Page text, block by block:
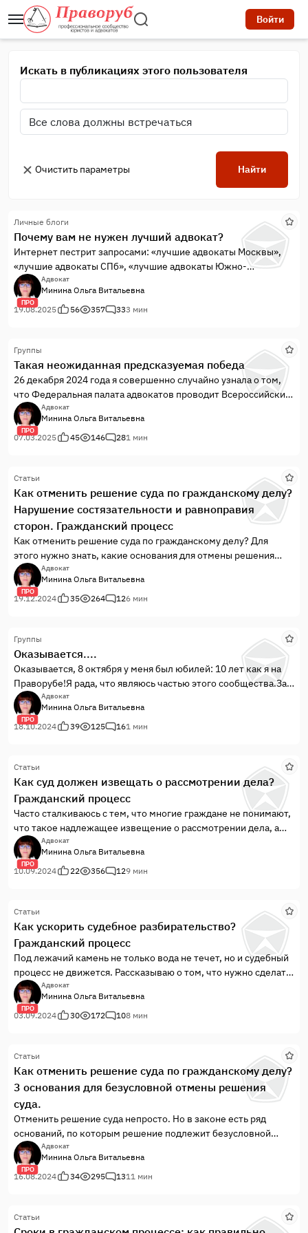
Войти
Искать в публикациях этого пользователя
Очистить параметры Найти
Личные блоги
Почему вам не нужен лучший адвокат?
Интернет пестрит запросами: «лучшие адвокаты Москвы»,
«лучшие адвокаты СПб», «лучшие адвокаты Южно-
Сахалинска», «как найти лучшего адвоката» и далее по
списку. Честно говоря, большинству вопрошающих лучший
адвокат не нужен, как минимум, а как максимум – сам
ПРО
Адвокат
Минина Ольга Витальевна
19.08.2025
56 357 333 мин
Группы
Такая неожиданная предсказуемая победа
26 декабря 2024 года я совершенно случайно узнала о том,
что Федеральная палата адвокатов проводит Всероссийский
конкурс адвокатских интернет-ресурсов. Причем заявки
принимали с 1 по 31 декабря.
ПРО
Адвокат
Минина Ольга Витальевна
07.03.2025
45 146 281 мин
Статьи
Как отменить решение суда по гражданскому делу?
Нарушение состязательности и равноправия
сторон. Гражданский процесс
Как отменить решение суда по гражданскому делу? Для
этого нужно знать, какие основания для отмены решения
суда содержит закон, и воспользоваться этим.
ПРО
Адвокат
Минина Ольга Витальевна
19.12.2024
35 264 126 мин
Группы
Оказывается....
Оказывается, 8 октября у меня был юбилей: 10 лет как я на
Праворубе!Я рада, что являюсь частью этого сообщества.За
это время я не только обросла опытом, раскрыла как
специалист свои лучшие стороны, но и получила новый
навык: раньше я и подумать не могла, что буду писать
ПРО
Адвокат
Минина Ольга Витальевна
18.10.2024
39 125 161 мин
Статьи
Как суд должен извещать о рассмотрении дела?
Гражданский процесс
Часто сталкиваюсь с тем, что многие граждане не понимают,
что такое надлежащее извещение о рассмотрении дела, а
что – ненадлежащее. И мнение о том, что «судья должен за
мной бегать, чтобы вручить повестку прямо в руки и никак
иначе», часто оборачивается тем, что дело рассматривают в
Этот миф хочу развеять.
ПРО
Адвокат
Минина Ольга Витальевна
10.09.2024
22 356 129 мин
Статьи
Как ускорить судебное разбирательство?
Гражданский процесс
Под лежачий камень не только вода не течет, но и судебный
процесс не движется. Рассказываю о том, что нужно сделать,
чтобы ускорить разбирательство дела в суде.
ПРО
Адвокат
Минина Ольга Витальевна
03.09.2024
30 172 108 мин
Статьи
Как отменить решение суда по гражданскому делу?
3 основания для безусловной отмены решения
суда.
Отменить решение суда непросто. Но в законе есть ряд
оснований, по которым решение подлежит безусловной
отмене, то есть если они есть, то решение суда должны
отменить в любом случае.
ПРО
Адвокат
Минина Ольга Витальевна
16.08.2024
34 295 1311 мин
Статьи